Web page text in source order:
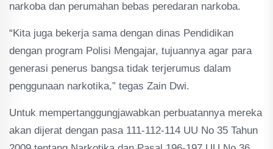
narkoba dan perumahan bebas peredaran narkoba.
“Kita juga bekerja sama dengan dinas Pendidikan
dengan program Polisi Mengajar, tujuannya agar para
generasi penerus bangsa tidak terjerumus dalam
penggunaan narkotika,” tegas Zain Dwi.
Untuk mempertanggungjawabkan perbuatannya mereka
akan dijerat dengan pasa 111-112-114 UU No 35 Tahun